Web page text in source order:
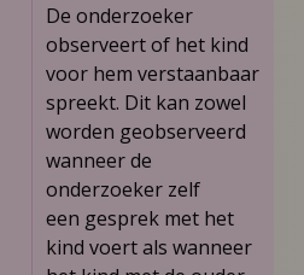
De onderzoeker
observeert of het kind
voor hem verstaanbaar
spreekt. Dit kan zowel
worden geobserveerd
wanneer de
onderzoeker zelf
een gesprek met het
kind voert als wanneer